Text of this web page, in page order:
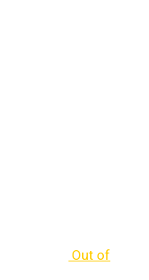
Out of